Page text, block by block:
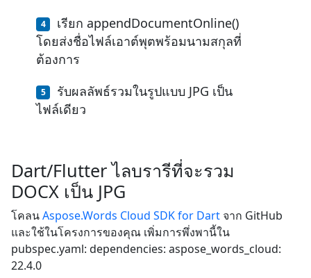
เรียก appendDocumentOnline()
โดยส่งชื่อไฟล์เอาต์พุตพร้อมนามสกุลที่
ต้องการ
รับผลลัพธ์รวมในรูปแบบ JPG เป็น
ไฟล์เดียว
Dart/Flutter ไลบรารีที่จะรวม
DOCX เป็น JPG
โคลนAspose.Words Cloud SDK for Dart จาก GitHub
และใช้ในโครงการของคุณ เพิ่มการพึ่งพานี้ใน
pubspec.yaml: dependencies: aspose_words_cloud:
22.4.0